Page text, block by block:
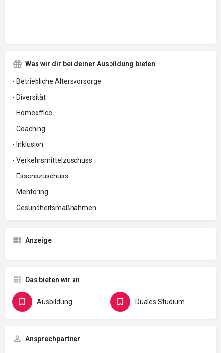
Was wir dir bei deiner Ausbildung bieten
- Betriebliche Altersvorsorge
- Diversität
- Homeoffice
- Coaching
- Inklusion
- Verkehrsmittelzuschuss
- Essenszuschuss
- Mentoring
- Gesundheitsmaßnahmen
Anzeige
Das bieten wir an
Ausbildung Duales Studium
Ansprechpartner